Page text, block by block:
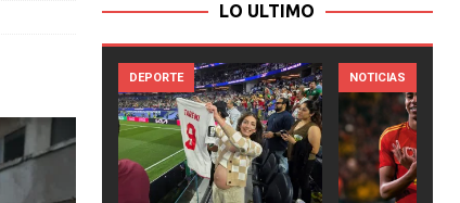
LO ULTIMO
NOTICIAS